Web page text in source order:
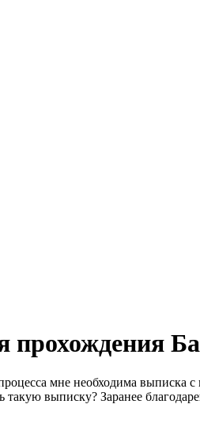
прохождения
мне необходима выписка
такую выписку? Заранее